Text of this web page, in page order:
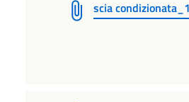
scia